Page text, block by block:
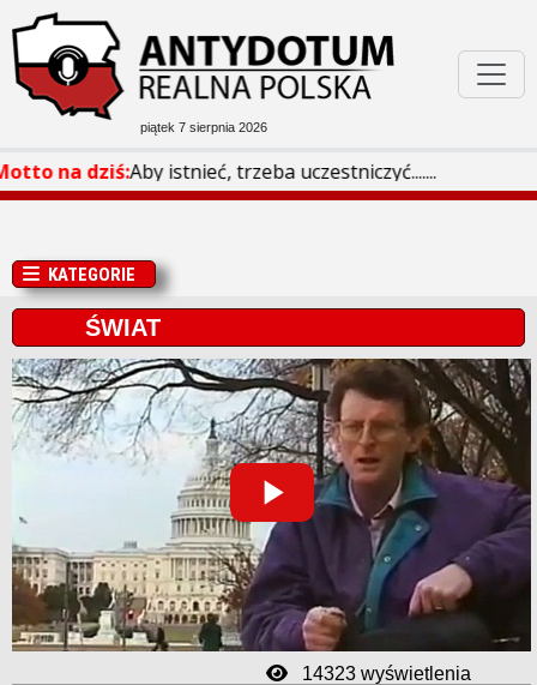
piątek 7 sierpnia 2026
Filmoteka
Rozmaitości
na dziś:Aby istnieć, trzeba uczestniczyć.......
KATEGORIE
ŚWIAT
Play
Video
14323 wyświetlenia